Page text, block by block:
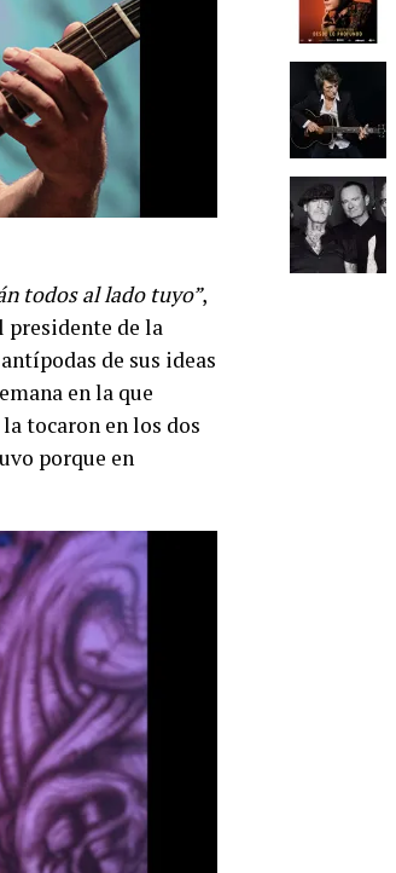
todos al lado tuyo”,
presidente de la
de sus ideas
en la que
tocaron en los dos
porque en